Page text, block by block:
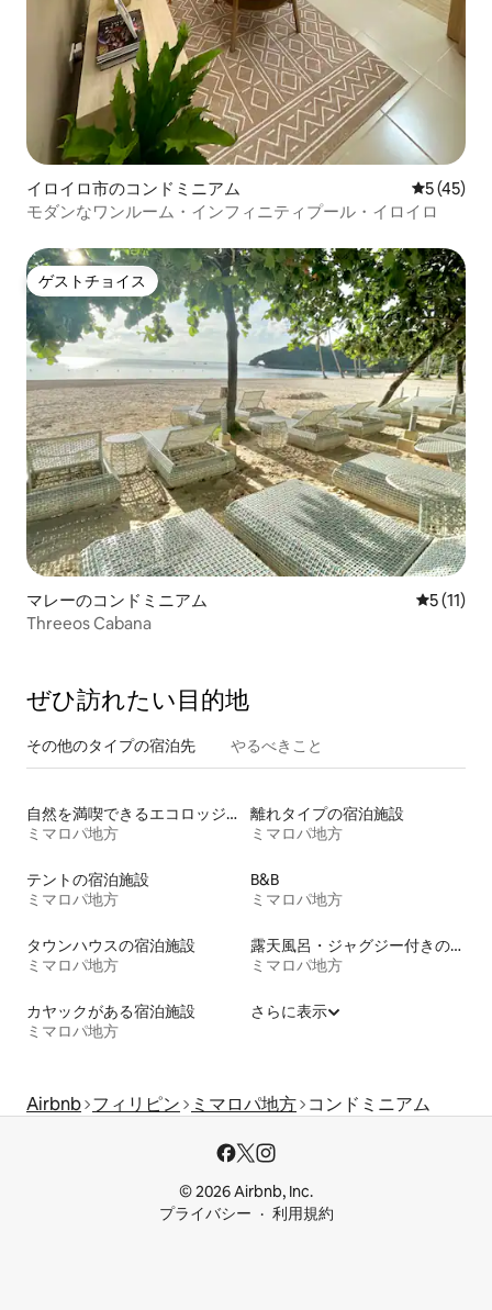
イロイロ市のコンドミニアム レビュー
5 (45)
モダンなワンルーム・インフィニティプール・イロイロ
ゲストチョイス
ゲストチョイス
マレーのコンドミニアム レビュー
5 (11)
Threeos Cabana
ぜひ訪⁠れ⁠た⁠い目⁠的⁠地
その他のタ⁠イ⁠プ⁠の宿⁠泊⁠先 やるべきこと
自然を満喫できるエコロッジの宿泊施設
ミマロパ地方
離れタイプの宿泊施設
ミマロパ地方
テントの宿泊施設
ミマロパ地方
B&B
ミマロパ地方
タウンハウスの宿泊施設
ミマロパ地方
露天風呂・ジャグジー付きの宿泊施設
ミマロパ地方
カヤックがある宿泊施設
ミマロパ地方
さらに表示
Airbnb フィリピン ミマロパ地方 コンドミニアム
© 2026 Airbnb, Inc.
プライバシー
利用規約